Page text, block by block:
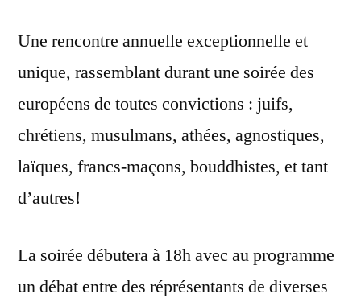
Une rencontre annuelle exceptionnelle et
unique, rassemblant durant une soirée des
européens de toutes convictions : juifs,
chrétiens, musulmans, athées, agnostiques,
laïques, francs-maçons, bouddhistes, et tant
d’autres!
La soirée débutera à 18h avec au programme
un débat entre des réprésentants de diverses